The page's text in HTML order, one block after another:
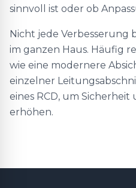
sinnvoll ist oder ob
Nicht jede
im ganzen Haus. Häufig
wie eine modernere
einzelner
eines RCD, um
erhöhen.